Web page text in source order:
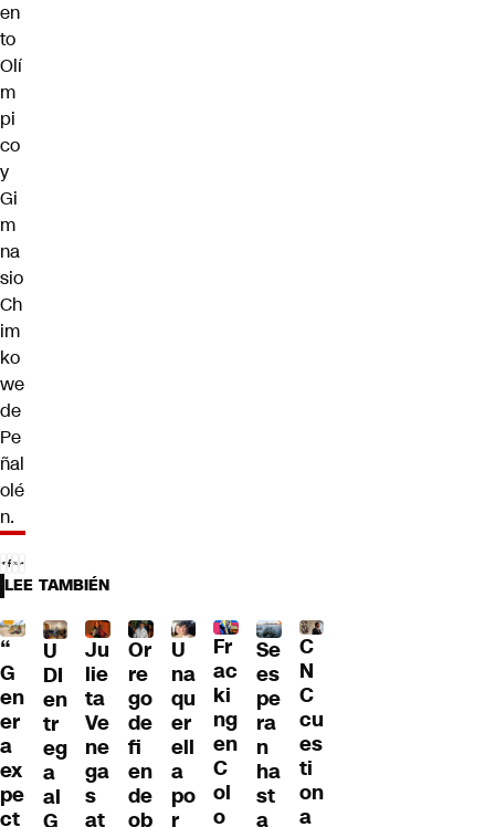
en
to
Olí
m
pi
co
y
Gi
m
na
sio
Ch
im
ko
we
de
Pe
ñal
olé
n.
LEE TAMBIÉN
“
G
en
er
a
ex
pe
ct
U
DI
en
tr
eg
a
al
Ju
lie
ta
Ve
ne
ga
s
at
Or
re
go
de
fi
en
de
ob
U
na
qu
er
ell
a
po
r
Fr
ac
ki
ng
en
C
ol
o
Se
es
pe
ra
n
ha
st
a
C
N
C
cu
es
ti
on
a